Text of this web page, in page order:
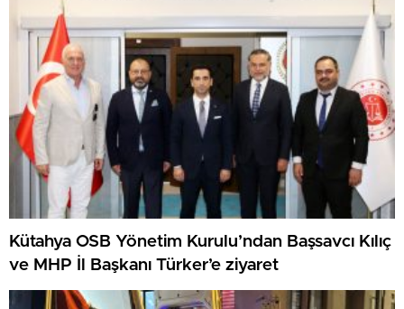
Kütahya OSB Yönetim Kurulu’ndan Başsavcı Kılıç
ve MHP İl Başkanı Türker’e ziyaret